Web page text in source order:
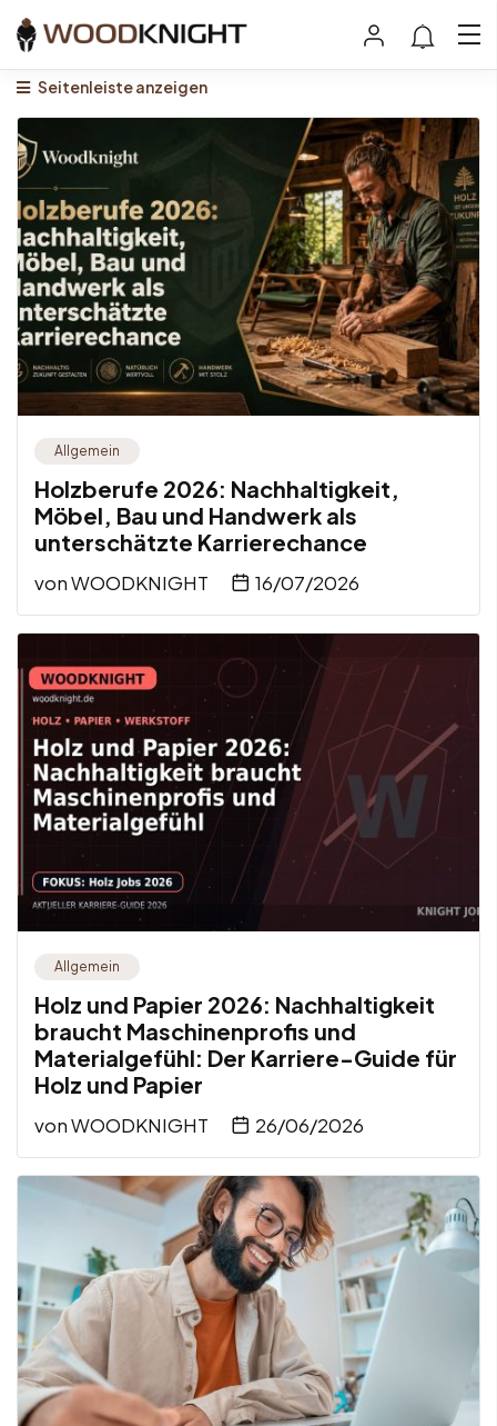
Seitenleiste anzeigen
Allgemein
Holzberufe 2026: Nachhaltigkeit,
Möbel, Bau und Handwerk als
unterschätzte Karrierechance
vonWOODKNIGHT 16/07/2026
Allgemein
Holz und Papier 2026: Nachhaltigkeit
braucht Maschinenprofis und
Materialgefühl: Der Karriere-Guide für
Holz und Papier
vonWOODKNIGHT 26/06/2026